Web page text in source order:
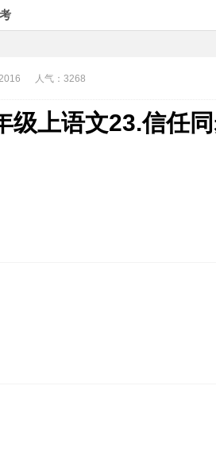
人气：3268
级上语文23.信任同